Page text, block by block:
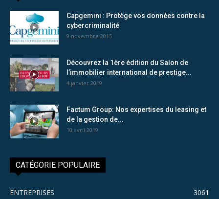
Capgemini : Protège vos données contre la
cybercriminalité
9 novembre 2015
Découvrez la 1ère édition du Salon de
l’immobilier international de prestige...
4 janvier 2019
Factum Group: Nos expertises du leasing et
de la gestion de...
10 avril 2019
CATÉGORIE POPULAIRE
ENTREPRISES 3061